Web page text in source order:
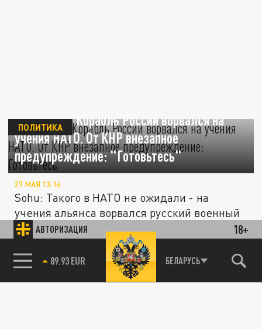
АВТОРИЗАЦИЯ 18+
85.64 BRENT БЕЛАРУСЬ
Вот это да! Корабль России ворвался на
учения НАТО. От КНР внезапное
предупреждение: "Готовьтесь"
ПОЛИТИКА
27 МАЯ 13:16
Sohu: Такого в НАТО не ожидали - на
учения альянса ворвался русский военный
корабль. В КНР на этом фоне...
ОБЩЕСТВО